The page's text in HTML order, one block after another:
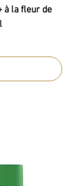
à la fleur de